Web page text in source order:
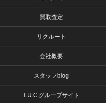
買取査定
リクルート
会社概要
スタッフblog
T.U.C.グループサイト